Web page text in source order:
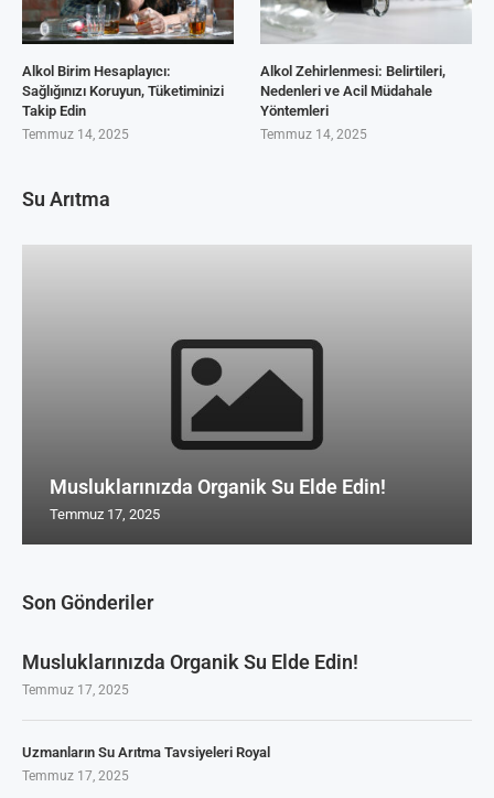
Son Gönderiler
Musluklarınızda Organik Su Elde Edin!
Temmuz 17, 2025
Uzmanların Su Arıtma Tavsiyeleri Royal
Temmuz 17, 2025
Alkol Birim Hesaplayıcı:
Sağlığınızı Koruyun, Tüketiminizi
Takip Edin
Temmuz 14, 2025
Alkol Zehirlenmesi: Belirtileri,
Nedenleri ve Acil Müdahale
Yöntemleri
Temmuz 14, 2025
Su Arıtma
Musluklarınızda Organik Su Elde Edin!
Temmuz 17, 2025